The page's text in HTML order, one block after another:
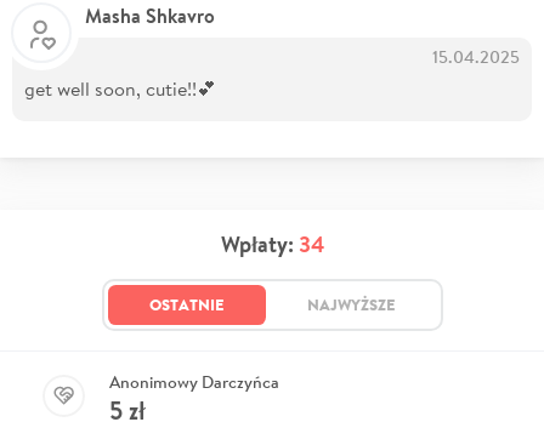
Masha Shkavro
15.04.2025
get well soon, cutie!!💕
Wpłaty: 34
OSTATNIE NAJWYŻSZE
Anonimowy Darczyńca
5zł